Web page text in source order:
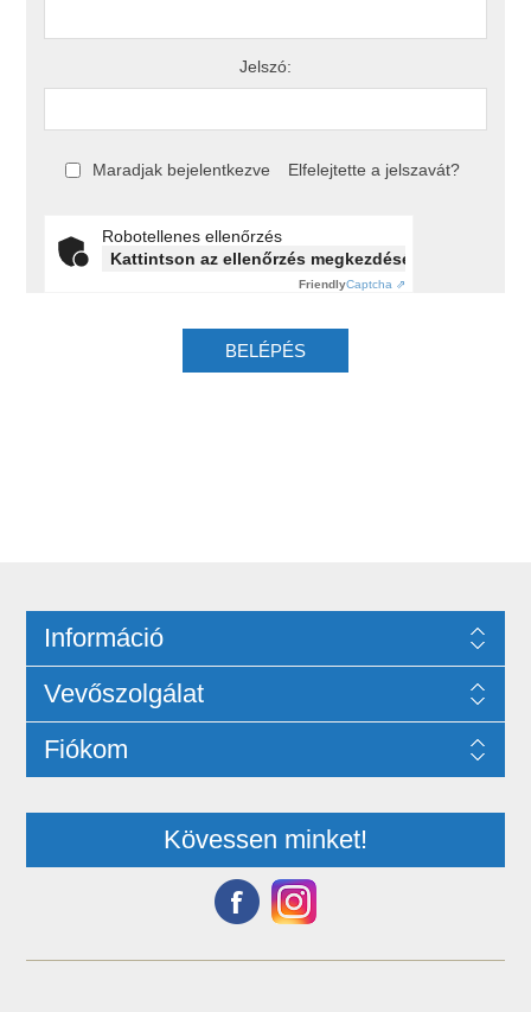
Jelszó:
Maradjak bejelentkezve Elfelejtette a jelszavát?
Robotellenes ellenőrzés
Kattintson az ellenőrzés megkezdéséhez
FriendlyCaptcha ⇗
Információ
Vevőszolgálat
Fiókom
Kövessen minket!